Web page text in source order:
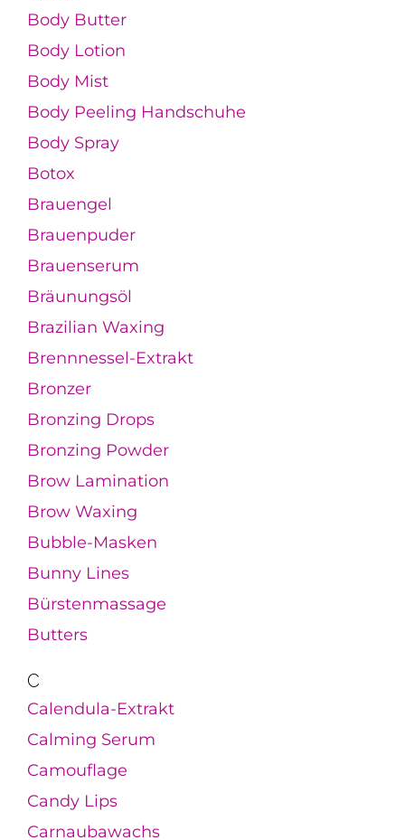
Body Butter
Body Lotion
Body Mist
Body Peeling Handschuhe
Body Spray
Botox
Brauengel
Brauenpuder
Brauenserum
Bräunungsöl
Brazilian Waxing
Brennnessel-Extrakt
Bronzer
Bronzing Drops
Bronzing Powder
Brow Lamination
Brow Waxing
Bubble-Masken
Bunny Lines
Bürstenmassage
Butters
C
Calendula-Extrakt
Calming Serum
Camouflage
Candy Lips
Carnaubawachs